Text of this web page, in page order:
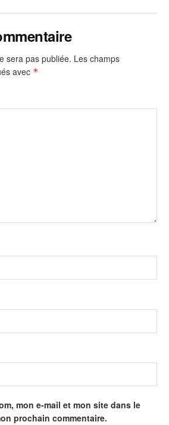
sera pas publiée. Les champs
avec *
mon e-mail et mon site dans le
prochain commentaire.